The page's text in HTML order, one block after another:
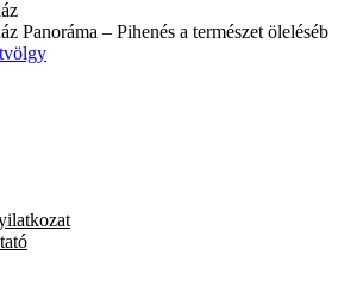
Panoráma – Pihenés a természet öleléséb